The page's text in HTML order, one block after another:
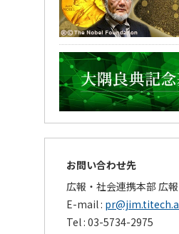
お問い合わせ先
広報・社会連携本部 広
E-mail :
Tel : 03-5734-2975